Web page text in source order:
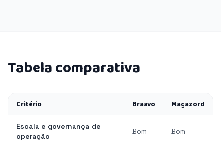
Tabela comparativa
Critério Braavo Magazord
Escala e governança de
operação
Bom Bom